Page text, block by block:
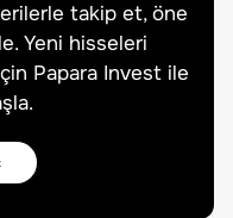
takip et, öne
Yeni hisseleri
Papara Invest ile